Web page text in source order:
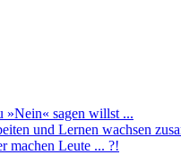
»Nein« sagen willst ...
und Lernen wachsen
machen Leute ... ?!